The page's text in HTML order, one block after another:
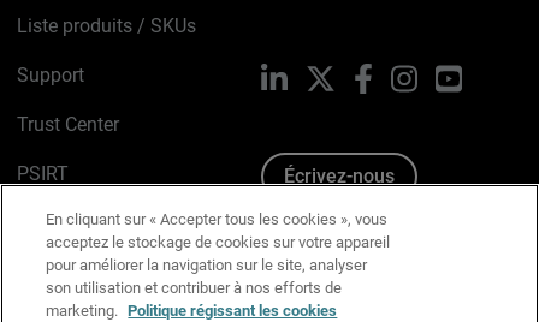
Liste produits / SKUs
Support
Trust Center
PSIRT
Avis sur les cookies
Politique de confidentialité
LinkedIn FacebookInstagramYouTube
Écrivez-nous
En cliquant sur « Accepter tous les cookies », vous
acceptez le stockage de cookies sur votre appareil
pour améliorer la navigation sur le site, analyser
son utilisation et contribuer à nos efforts de
marketing. Politique régissant les cookies